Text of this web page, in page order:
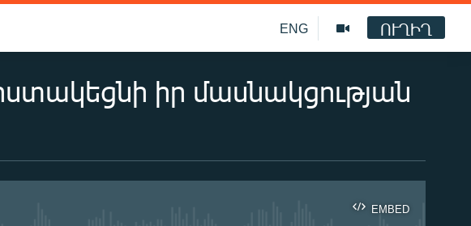
ENG ՈՒՂԻՂ
իր մասնակցության
EMBED